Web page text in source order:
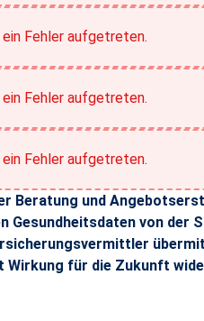
Fehler aufgetreten.
Fehler aufgetreten.
Fehler aufgetreten.
Beratung und
Gesundheitsdaten von der
Wirkung für die Zukunft